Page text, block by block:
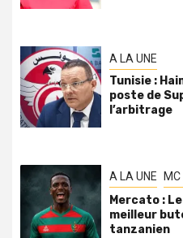
A LA UNE
Tunisie :
poste de
l’arbitrage
A LA UNE
Mercato :
meilleur
tanzanien